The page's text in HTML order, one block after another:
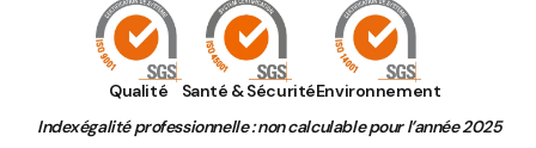
Qualité Santé & SécuritéEnvironnement
Indexégalité professionnelle : non calculable pour l’année 2025